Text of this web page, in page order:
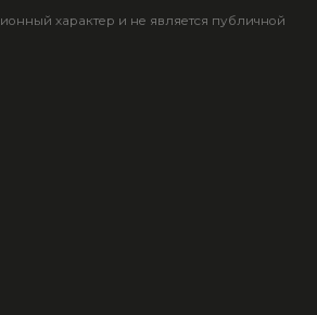
характер и не является публичной